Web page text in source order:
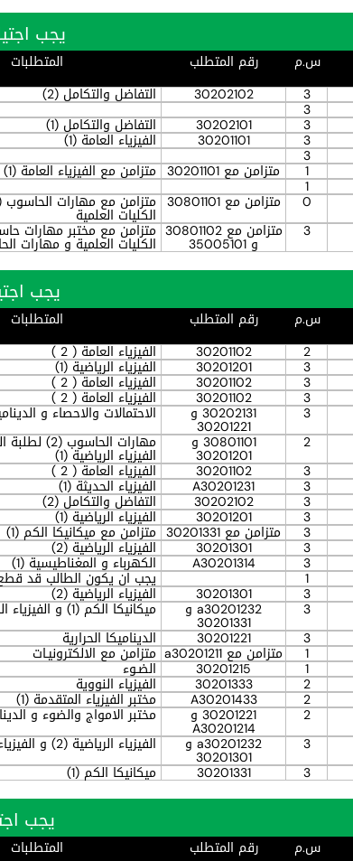
يجب اجتياز 20 ساعة
س.م رقم المتطلب المتطلبات
3
30202102 التفاضل والتكامل (2)
3
3
30202101 التفاضل والتكامل (1)
3
30201101 الفيزياء العامة (1)
3
1 متزامن مع 30201101 متزامن مع الفيزياء العامة (1)
1
0 متزامن مع 30801101
الكليات العلمية
3 متزامن مع 30801102
و 35005101 الكليات العلمية و مهارات
يجب اجتياز 61
س.م رقم المتطلب المتطلبات
2
30201102 الفيزياء العامة ( 2 )
3
30201201 الفيزياء الرياضية (1)
3
30201102 الفيزياء العامة ( 2 )
3
30201102 الفيزياء العامة ( 2 )
3 30202131 و
30201221
الاحتمالات والاحصاء و
2 30801101 و
30201201
مهارات
الفيزياء الرياضية (1)
3
30201102 الفيزياء العامة ( 2 )
3
A30201231 الفيزياء الحديثة (1)
3
30202102 التفاضل والتكامل (2)
3
30201201 الفيزياء الرياضية (1)
3 متزامن مع 30201331 متزامن مع ميكانيكا الكم (1)
3
30201301 الفيزياء الرياضية (2)
3
A30201314 الكهرباء و المغناطيسية (1)
1 يجب ان يكون الطالب قد قطع 90
3
30201301 الفيزياء الرياضية (2)
3 a30201232 و
30201331
ميكانيكا الكم (1) و الفيزياء الحديثة (2)
3
30201221 الديناميكا الحرارية
1 متزامن مع a30201211 متزامن مع الالكترونيـات
1
30201215 الضـوء
2
30201333 الفيزياء النووية
2
A30201433 مختبر الفيزياء المتقدمة (1)
2 30201221 و
A30201214
مختبر الامواج والضوء و
3 a30201232 و
30201301
الفيزياء الرياضية (2) و الفيزياء الحديثة (2)
3
30201331 ميكانيكا الكم (1)
يجب اجتياز 9
س.م رقم المتطلب المتطلبات